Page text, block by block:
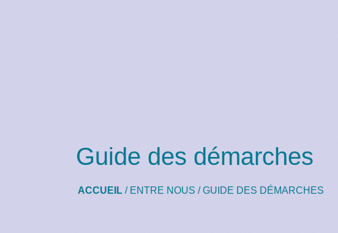
Guide des démarches
ACCUEIL / ENTRE NOUS /GUIDE DES DÉMARCHES